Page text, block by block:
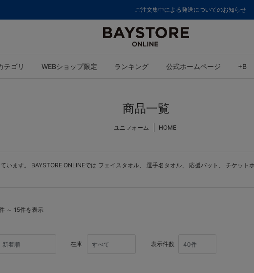
ご注文集中による発送についてのお知らせ
テゴリ WEBショップ限定 ランキング 公式ホームページ +B
商品一覧
ユニフォーム HOME
います。 BAYSTORE ONLINEでは フェイスタオル、 選手名タオル、 応援バット 、 チケット
～ 15件を表示
在庫 表示件数